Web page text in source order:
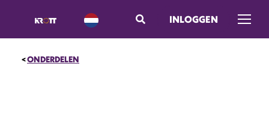
INLOGGEN
Menu
ONDERDELEN